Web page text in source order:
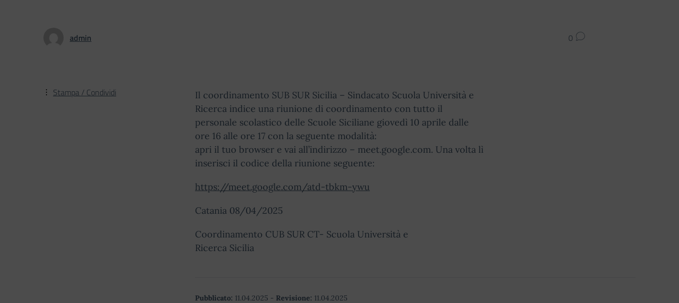
admin 0
Il coordinamento SUB SUR Sicilia – Sindacato Scuola Università e
Ricerca indice una riunione di coordinamento con tutto il
personale scolastico delle Scuole Siciliane giovedì 10 aprile dalle
ore 16 alle ore 17 con la seguente modalità:
apri il tuo browser e vai all’indirizzo – meet.google.com. Una volta lì
inserisci il codice della riunione seguente:
https://meet.google.com/atd-tbkm-ywu
Catania 08/04/2025
Coordinamento CUB SUR CT- Scuola Università e
Ricerca Sicilia
Pubblicato: 11.04.2025 - Revisione: 11.04.2025
Stampa / Condividi